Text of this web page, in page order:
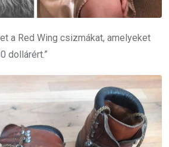
a Red Wing csizmákat, amelyeket
dollárért.”